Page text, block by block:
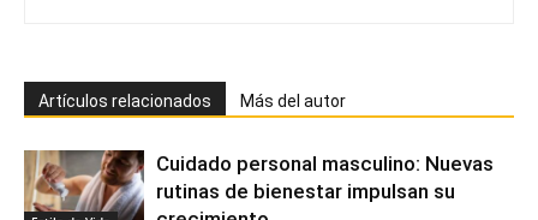
Artículos relacionados Más del autor
Cuidado personal masculino: Nuevas
rutinas de bienestar impulsan su